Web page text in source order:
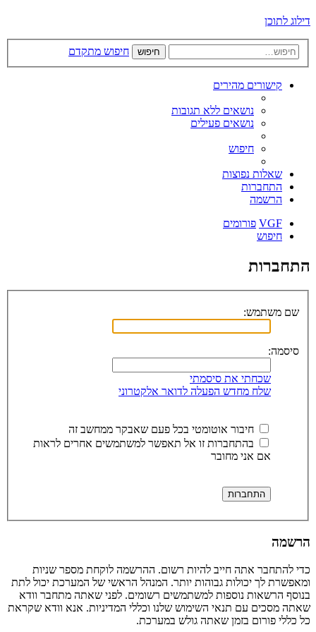
דילוג לתוכן
חיפוש חיפוש מתקדם
קישורים מהירים
נושאים ללא תגובות
נושאים פעילים
חיפוש
שאלות נפוצות
התחברות
הרשמה
VGF פורומים
חיפוש
התחברות
שם משתמש:
סיסמה:
שכחתי את סיסמתי
שלח מחדש הפעלה לדואר אלקטרוני
חיבור אוטומטי בכל פעם שאבקר ממחשב זה
בהתחברות זו אל תאפשר למשתמשים אחרים לראות
אם אני מחובר
הרשמה
כדי להתחבר אתה חייב להיות רשום. ההרשמה לוקחת מספר שניות
ומאפשרת לך יכולות גבוהות יותר. המנהל הראשי של המערכת יכול לתת
בנוסף הרשאות נוספות למשתמשים רשומים. לפני שאתה מתחבר וודא
שאתה מסכים עם תנאי השימוש שלנו וכללי המדיניות. אנא וודא שקראת
כל כללי פורום בזמן שאתה גולש במערכת.